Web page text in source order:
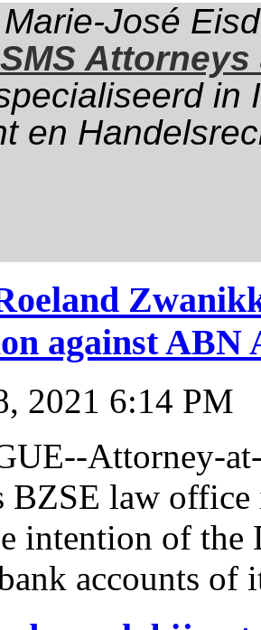
Marie-José
SMS Attorneys
in
en
against
2021 6:14 PM
Attorney-
BZSE law
intention of
accounts of